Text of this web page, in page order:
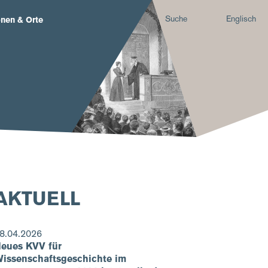
& Orte Suche Englisch
KVV für
im